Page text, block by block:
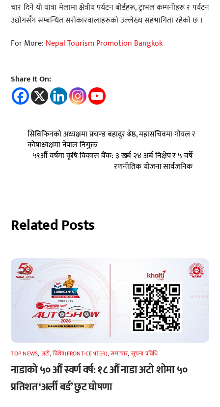
चार दिने यो यात्रा मेलामा क्षेत्रीय पर्यटन बोर्डहरू, ट्राभल कम्पनीहरू र पर्यटन
उद्योगसँग सम्बन्धित सरोकारवालाहरूको उल्लेख्य सहभागिता रहेको छ ।
For More:-Nepal Tourism Promotion Bangkok
Share It On:
सिबिफिनको अध्यक्षमा प्रचण्ड बहादुर श्रेष्ठ, महासचिवमा गोयल र
कोषाध्यक्षमा नेपाल नियुक्त
५९औँ वर्षमा कृषि विकास बैंक: ३ खर्ब २४ अर्ब निक्षेप र ५ वर्षे
रणनीतिक योजना सार्वजनिक
Related Posts
TOP NEWS, अटाे, विशेष(FRONT-CENTER),समाचार, सूचना प्रविधि
नाडाको ५० औँ स्वर्ण वर्ष: १८ औँ नाडा अटो शोमा ५०
प्रतिशत ‘अर्ली बर्ड’ छुट घोषणा